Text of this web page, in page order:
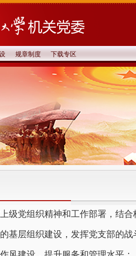
规章制度 下载专区
级党组织精神和工作部署，结合
基层组织建设，发挥党支部的